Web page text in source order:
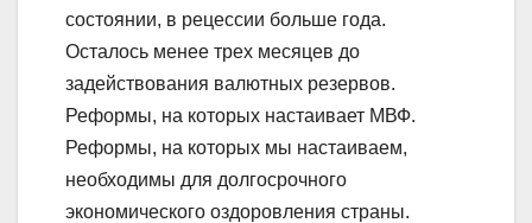
состоянии, в рецессии больше года.
Осталось менее трех месяцев до
задействования валютных резервов.
Реформы, на которых настаивает МВФ.
Реформы, на которых мы настаиваем,
необходимы для долгосрочного
экономического оздоровления страны.